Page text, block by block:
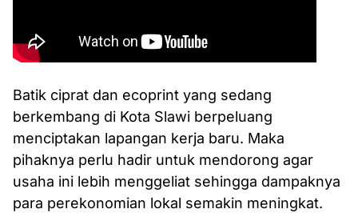
Batik ciprat dan ecoprint yang sedang
berkembang di Kota Slawi berpeluang
menciptakan lapangan kerja baru. Maka
pihaknya perlu hadir untuk mendorong agar
usaha ini lebih menggeliat sehingga dampaknya
para perekonomian lokal semakin meningkat.